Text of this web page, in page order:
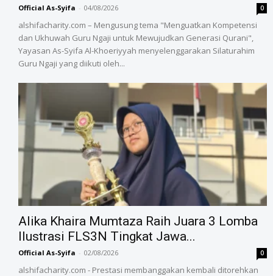
Official As-Syifa - 04/08/2026 0
alshifacharity.com – Mengusung tema "Menguatkan Kompetensi
dan Ukhuwah Guru Ngaji untuk Mewujudkan Generasi Qurani",
Yayasan As-Syifa Al-Khoeriyyah menyelenggarakan Silaturahim
Guru Ngaji yang diikuti oleh...
Alika Khaira Mumtaza Raih Juara 3 Lomba
Ilustrasi FLS3N Tingkat Jawa...
Official As-Syifa - 02/08/2026 0
alshifacharity.com - Prestasi membanggakan kembali ditorehkan